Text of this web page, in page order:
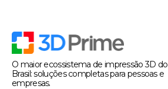
O maior ecossistema de impressão 3D do
Brasil: soluções completas para pessoas e
empresas.